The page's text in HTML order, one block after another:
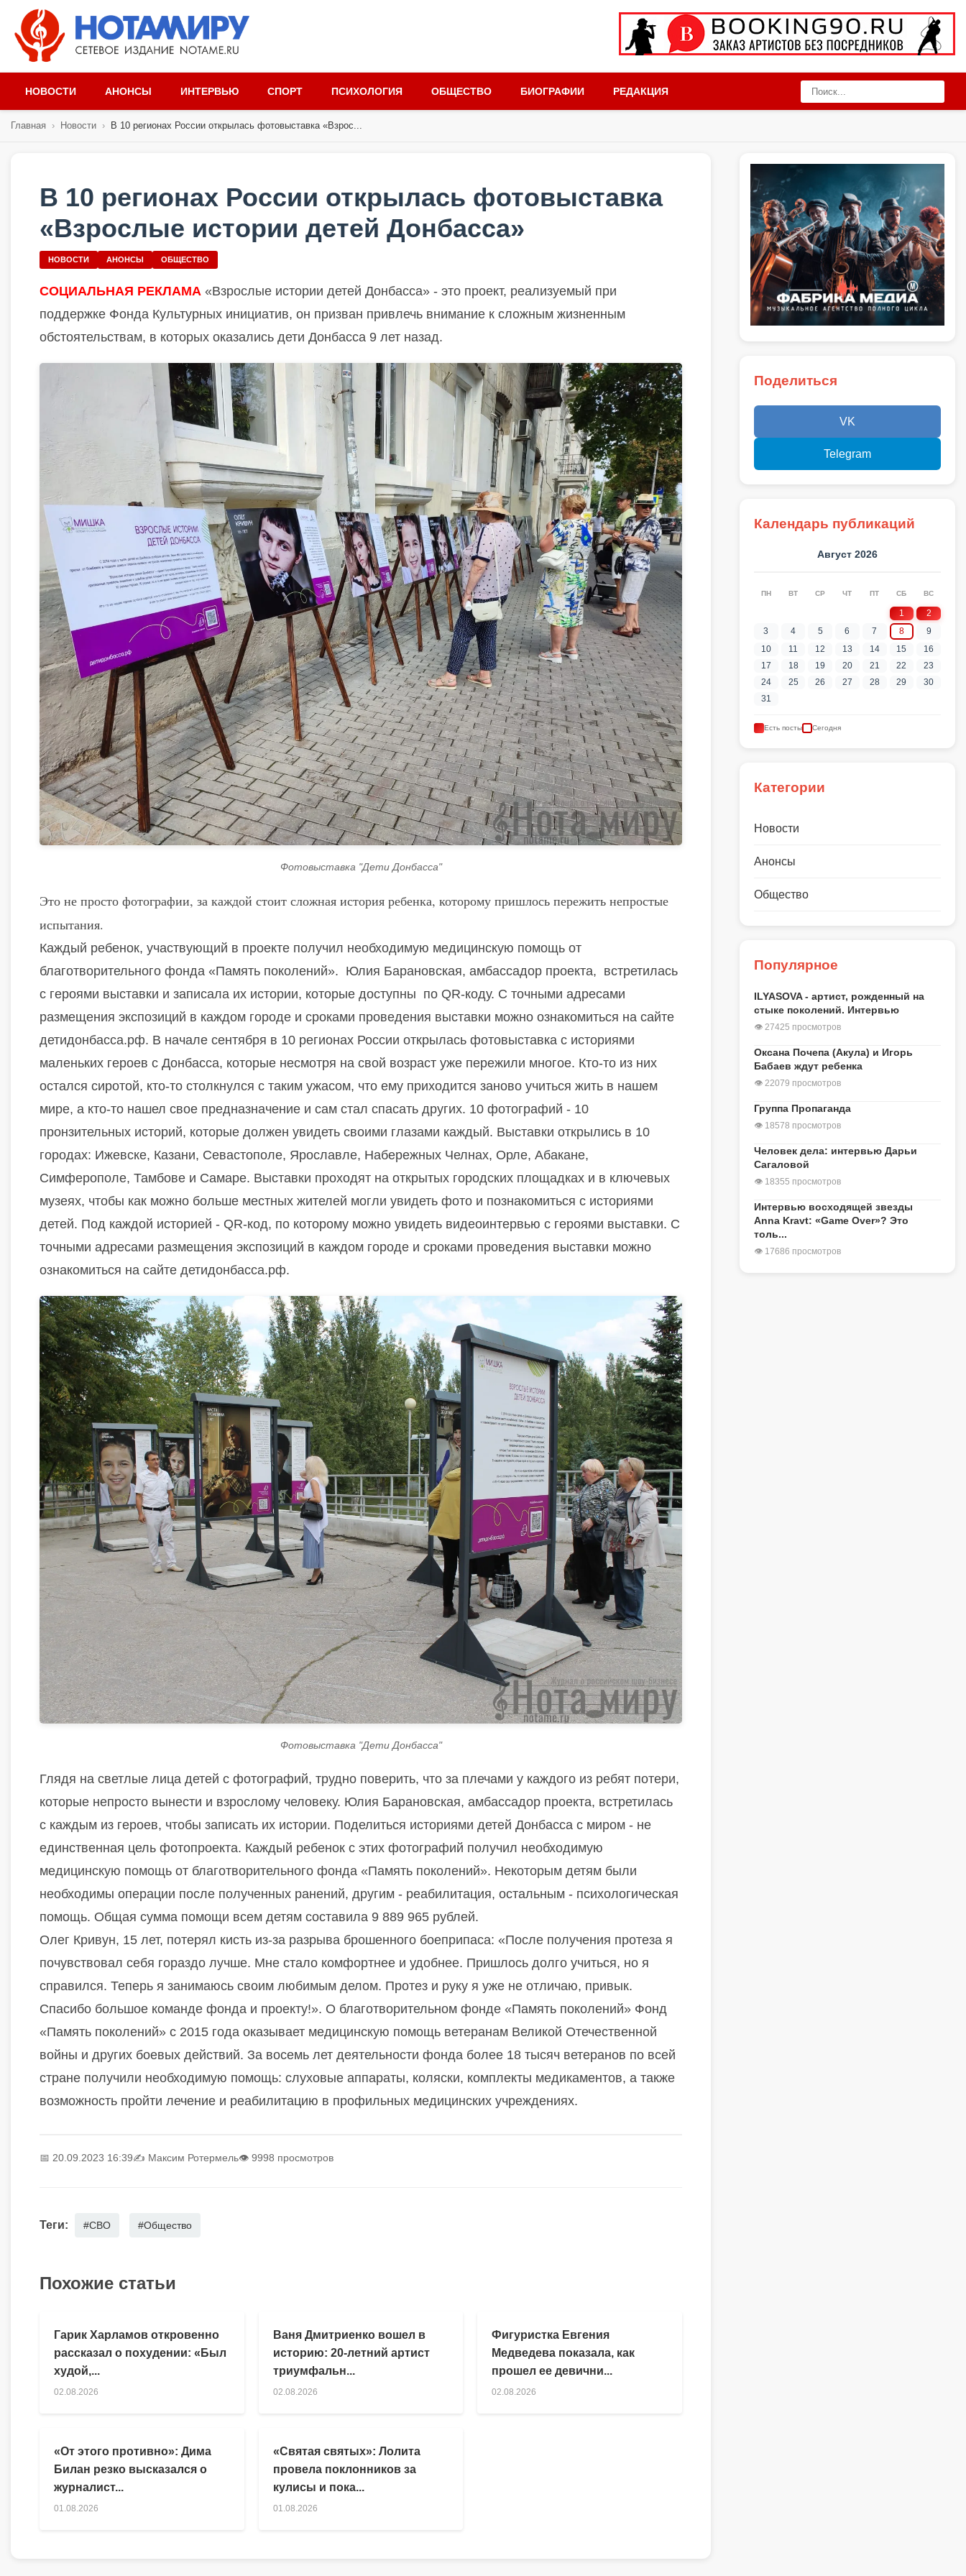
НОВОСТИ АНОНСЫ ИНТЕРВЬЮ СПОРТ ПСИХОЛОГИЯ ОБЩЕСТВО БИОГРАФИИ РЕДАКЦИЯ
Главная › Новости › В 10 регионах России открылась фотовыставка «Взрос...
В 10 регионах России открылась фотовыставка
«Взрослые истории детей Донбасса»
НОВОСТИ АНОНСЫ ОБЩЕСТВО
СОЦИАЛЬНАЯ РЕКЛАМА «Взрослые истории детей Донбасса» - это проект, реализуемый при
поддержке Фонда Культурных инициатив, он призван привлечь внимание к сложным жизненным
обстоятельствам, в которых оказались дети Донбасса 9 лет назад.
Фотовыставка "Дети Донбасса"
Это не просто фотографии, за каждой стоит сложная история ребенка, которому пришлось пережить непростые
испытания.
Каждый ребенок, участвующий в проекте получил необходимую медицинскую помощь от
благотворительного фонда «Память поколений». Юлия Барановская, амбассадор проекта, встретилась
с героями выставки и записала их истории, которые доступны по QR-коду. С точными адресами
размещения экспозиций в каждом городе и сроками проведения выставки можно ознакомиться на сайте
детидонбасса.рф. В начале сентября в 10 регионах России открылась фотовыставка с историями
маленьких героев с Донбасса, которые несмотря на свой возраст уже пережили многое. Кто-то из них
остался сиротой, кто-то столкнулся с таким ужасом, что ему приходится заново учиться жить в нашем
мире, а кто-то нашел свое предназначение и сам стал спасать других. 10 фотографий - 10
пронзительных историй, которые должен увидеть своими глазами каждый. Выставки открылись в 10
городах: Ижевске, Казани, Севастополе, Ярославле, Набережных Челнах, Орле, Абакане,
Симферополе, Тамбове и Самаре. Выставки проходят на открытых городских площадках и в ключевых
музеях, чтобы как можно больше местных жителей могли увидеть фото и познакомиться с историями
детей. Под каждой историей - QR-код, по которому можно увидеть видеоинтервью с героями выставки. С
точными адресами размещения экспозиций в каждом городе и сроками проведения выставки можно
ознакомиться на сайте детидонбасса.рф.
Фотовыставка "Дети Донбасса"
Глядя на светлые лица детей с фотографий, трудно поверить, что за плечами у каждого из ребят потери,
которые непросто вынести и взрослому человеку. Юлия Барановская, амбассадор проекта, встретилась
с каждым из героев, чтобы записать их истории. Поделиться историями детей Донбасса с миром - не
единственная цель фотопроекта. Каждый ребенок с этих фотографий получил необходимую
медицинскую помощь от благотворительного фонда «Память поколений». Некоторым детям были
необходимы операции после полученных ранений, другим - реабилитация, остальным - психологическая
помощь. Общая сумма помощи всем детям составила 9 889 965 рублей.
Олег Кривун, 15 лет, потерял кисть из-за разрыва брошенного боеприпаса: «После получения протеза я
почувствовал себя гораздо лучше. Мне стало комфортнее и удобнее. Пришлось долго учиться, но я
справился. Теперь я занимаюсь своим любимым делом. Протез и руку я уже не отличаю, привык.
Спасибо большое команде фонда и проекту!». О благотворительном фонде «Память поколений» Фонд
«Память поколений» с 2015 года оказывает медицинскую помощь ветеранам Великой Отечественной
войны и других боевых действий. За восемь лет деятельности фонда более 18 тысяч ветеранов по всей
стране получили необходимую помощь: слуховые аппараты, коляски, комплекты медикаментов, а также
возможность пройти лечение и реабилитацию в профильных медицинских учреждениях.
📅 20.09.2023 16:39✍️ Максим Ротермель👁 9998 просмотров
Теги: #СВО #Общество
Похожие статьи
Гарик Харламов откровенно
рассказал о похудении: «Был
худой,...
02.08.2026
Ваня Дмитриенко вошел в
историю: 20-летний артист
триумфальн...
02.08.2026
Фигуристка Евгения
Медведева показала, как
прошел ее девични...
02.08.2026
«От этого противно»: Дима
Билан резко высказался о
журналист...
01.08.2026
«Святая святых»: Лолита
провела поклонников за
кулисы и пока...
01.08.2026
Поделиться
VK
Telegram
Календарь публикаций
Август 2026
ПН ВТ СР ЧТ ПТ СБ ВС
1
2
3
4 5 6 7 8
9
10
11 12 13 14 15
16
17
18 19 20 21 22
23
24
25 26 27 28 29
30
31
Есть посты Сегодня
Категории
Новости
Анонсы
Общество
Популярное
ILYASOVA - артист, рожденный на
стыке поколений. Интервью
👁 27425 просмотров
Оксана Почепа (Акула) и Игорь
Бабаев ждут ребенка
👁 22079 просмотров
Группа Пропаганда
👁 18578 просмотров
Человек дела: интервью Дарьи
Сагаловой
👁 18355 просмотров
Интервью восходящей звезды
Anna Kravt: «Game Over»? Это
толь...
👁 17686 просмотров